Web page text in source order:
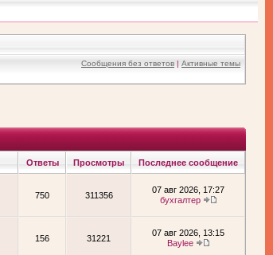
Сообщения без ответов | Активные темы
Ответы Просмотры Последнее сообщение
750 311356
07 авг 2026, 17:27
бухгалтер
156 31221
07 авг 2026, 13:15
Baylee